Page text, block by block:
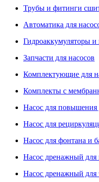
Трубы и фитинги
Автоматика для
Гидроаккумуляторы
Запчасти для насосов
Комплектующие для
Комплекты с
Насос для повышения
Насос для
Насос для фонтана и
Насос дренажный для
Насос дренажный для